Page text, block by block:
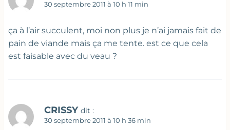
30 septembre 2011 à 10 h 11 min
ça à l’air succulent, moi non plus je n’ai jamais fait de
pain de viande mais ça me tente. est ce que cela
est faisable avec du veau ?
CRISSY dit :
30 septembre 2011 à 10 h 36 min